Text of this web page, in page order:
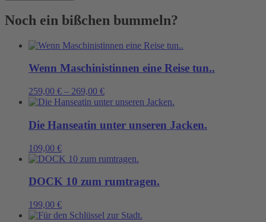
sicherer
Menge
Noch ein bißchen bummeln?
Wenn Maschinistinnen eine Reise tun..
259,00 € – 269,00 €
Die Hanseatin unter unseren Jacken.
109,00 €
DOCK 10 zum rumtragen.
199,00 €